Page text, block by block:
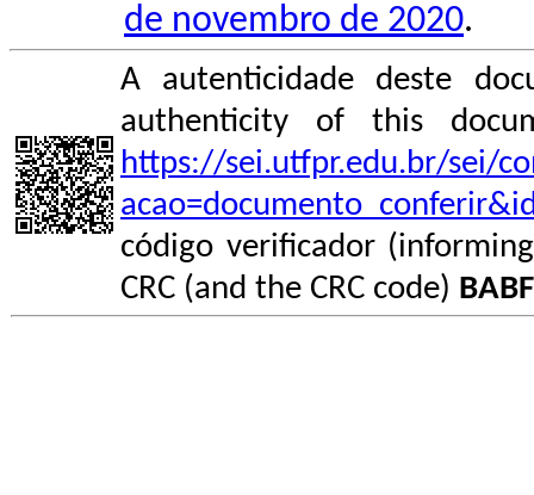
de novembro de 2020.
A autenticidade deste
authenticity of this
https://sei.utfpr.edu.br/sei/
código verificador
CRC (and the CRC code)